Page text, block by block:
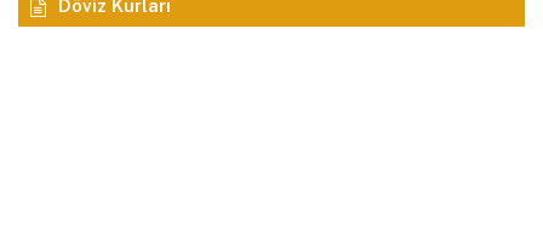
Döviz Kurları